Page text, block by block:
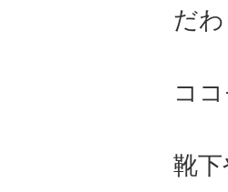
だわ
コ
靴